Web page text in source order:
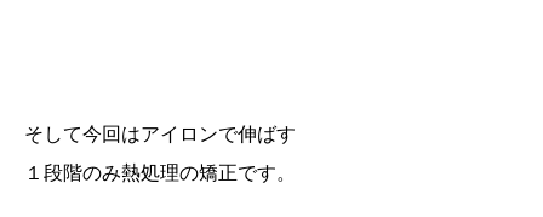
そして今回はアイロンで伸ばす
１段階のみ熱処理の矯正です。